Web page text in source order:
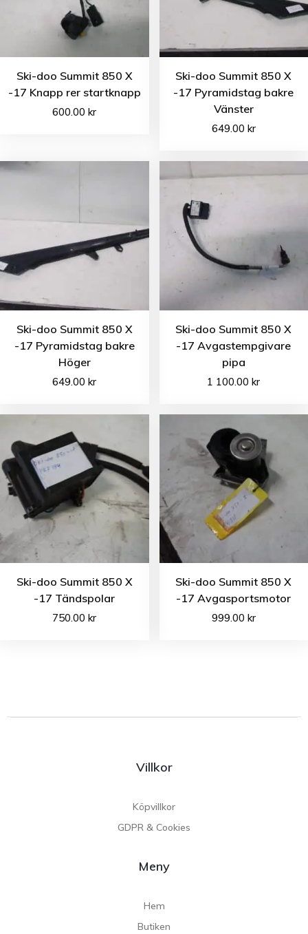
Ski-doo Summit 850 X
-17 Knapp rer startknapp
600.00kr
Ski-doo Summit 850 X
-17 Pyramidstag bakre
Vänster
649.00 kr
Ski-doo Summit 850 X
-17 Pyramidstag bakre
Höger
649.00kr
Ski-doo Summit 850 X
-17 Avgastempgivare
pipa
1 100.00kr
Ski-doo Summit 850 X
-17 Tändspolar
750.00kr
Ski-doo Summit 850 X
-17 Avgasportsmotor
999.00 kr
Villkor
Köpvillkor
GDPR & Cookies
Meny
Hem
Butiken